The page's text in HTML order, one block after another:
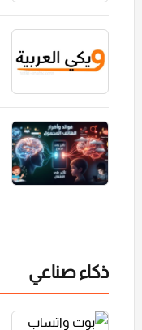
ذكاء صناعي